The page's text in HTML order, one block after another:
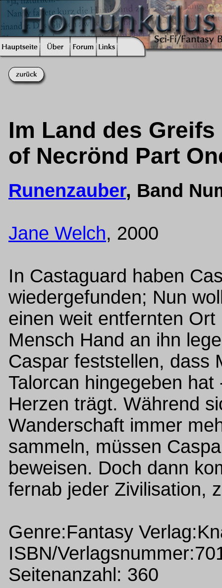
Im Land des
of Necrönd Part
Runenzauber, Band
Jane Welch, 2000
In Castaguard haben
wiedergefunden; Nun
einen weit entfernten
Mensch Hand an ihn
Caspar feststellen, dass
Talorcan hingegeben
Herzen trägt. Während
Wanderschaft immer
sammeln, müssen
beweisen. Doch dann
fernab jeder Zivilisation,
Genre:Fantasy
ISBN/
Seitenanzahl: 360